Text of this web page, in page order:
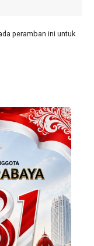
peramban ini untuk